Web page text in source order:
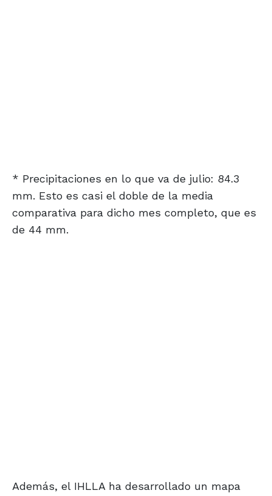
* Precipitaciones en lo que va de julio: 84.3
mm. Esto es casi el doble de la media
comparativa para dicho mes completo, que es
de 44 mm.
Además, el IHLLA ha desarrollado un mapa